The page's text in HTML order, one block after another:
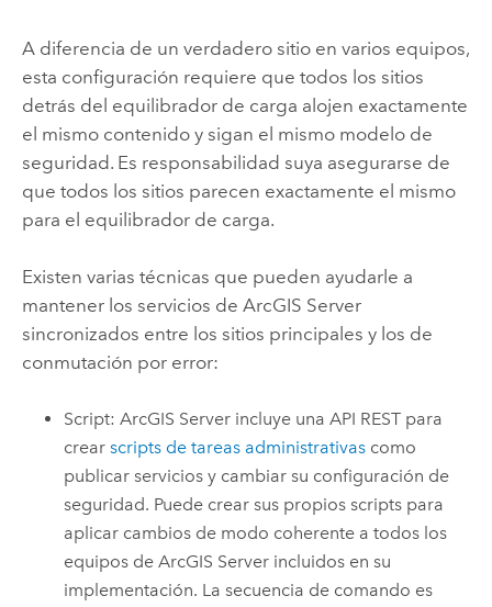
A diferencia de un verdadero sitio en varios equipos,
esta configuración requiere que todos los sitios
detrás del equilibrador de carga alojen exactamente
el mismo contenido y sigan el mismo modelo de
seguridad. Es responsabilidad suya asegurarse de
que todos los sitios parecen exactamente el mismo
para el equilibrador de carga.
Existen varias técnicas que pueden ayudarle a
mantener los servicios de ArcGIS Server
sincronizados entre los sitios principales y los de
conmutación por error:
Script:ArcGIS Server incluye una API REST para
crearscripts de tareas administrativas como
publicar servicios y cambiar su configuración de
seguridad. Puede crear sus propios scripts para
aplicar cambios de modo coherente a todos los
equipos deArcGIS Server incluidos en su
implementación. La secuencia de comando es